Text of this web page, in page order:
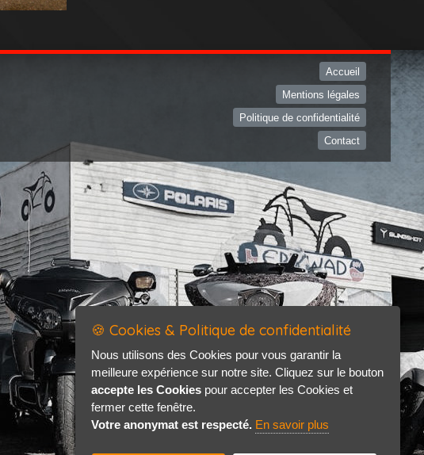
Accueil
Mentions légales
Politique de confidentialité
Contact
🍪 Cookies & Politique de confidentialité
Nous utilisons des Cookies pour vous garantir la
meilleure expérience sur notre site. Cliquez sur le bouton
accepte les Cookies pour accepter les Cookies et
fermer cette fenêtre.
Votre anonymat est respecté. En savoir plus